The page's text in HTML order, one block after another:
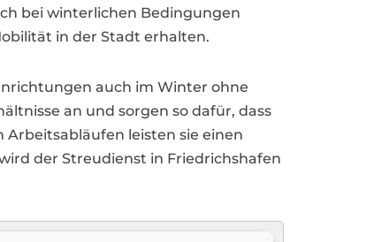
bei winterlichen Bedingungen
in der Stadt erhalten.
auch im Winter ohne
an und sorgen so dafür, dass
leisten sie einen
der Streudienst in Friedrichshafen